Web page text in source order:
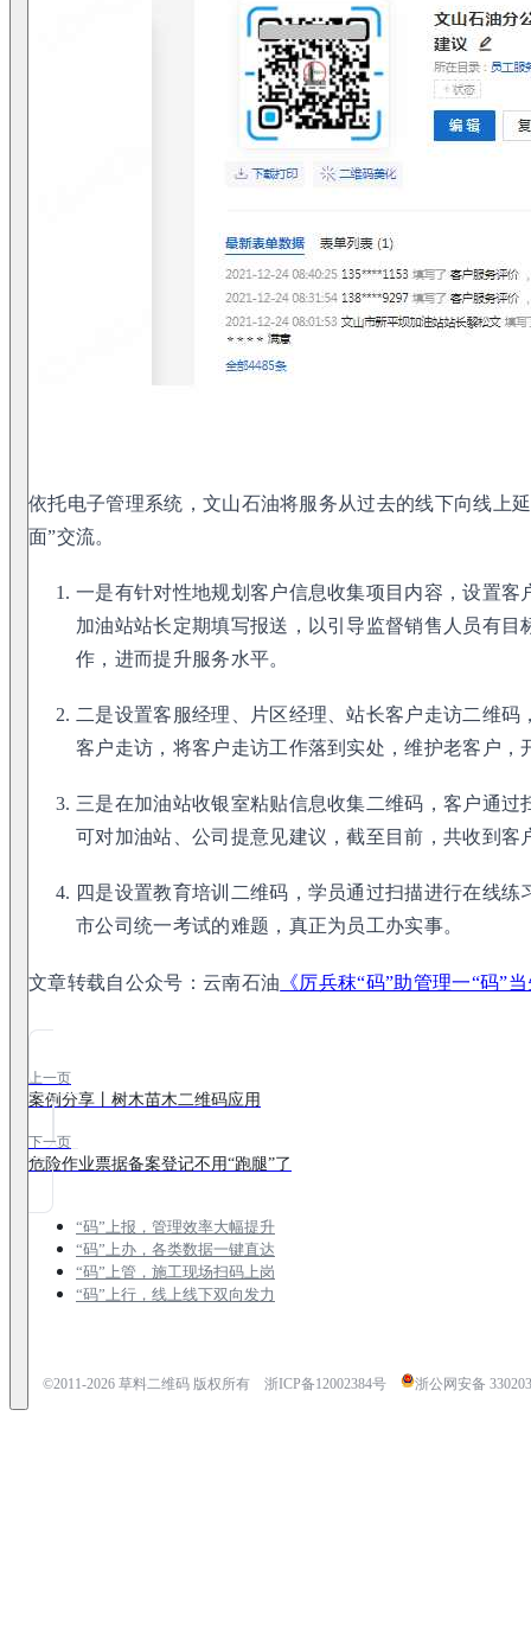
依托电子管理系统，文山石油将服务从过去的线下向线上
面”交流。
一是有针对性地规划客户信息收集项目内容，设置
加油站站长定期填写报送，以引导监督销售人员有
作，进而提升服务水平。
二是设置客服经理、片区经理、站长客户走访二维
客户走访，将客户走访工作落到实处，维护老客户
三是在加油站收银室粘贴信息收集二维码，客户通
可对加油站、公司提意见建议，截至目前，共收到客
四是设置教育培训二维码，学员通过扫描进行在线
市公司统一考试的难题，真正为员工办实事。
文章转载自公众号：云南石油 《厉兵秣“码”助管理一“码”
上一页
案例分享丨树木苗木二维码应用
下一页
危险作业票据备案登记不用“跑腿”了
“码”上报，管理效率大幅提升
“码”上办，各类数据一键直达
“码”上管，施工现场扫码上岗
“码”上行，线上线下双向发力
©2011-2026草料二维码 版权所有 浙ICP备12002384号 浙公网安备